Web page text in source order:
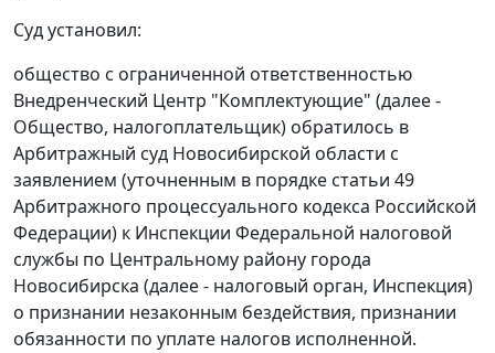
Суд установил:
общество с ограниченной ответственностью
Внедренческий Центр "Комплектующие" (далее -
Общество, налогоплательщик) обратилось в
Арбитражный суд Новосибирской области с
заявлением (уточненным в порядке статьи 49
Арбитражного процессуального кодекса Российской
Федерации) к Инспекции Федеральной налоговой
службы по Центральному району города
Новосибирска (далее - налоговый орган, Инспекция)
о признании незаконным бездействия, признании
обязанности по уплате налогов исполненной.